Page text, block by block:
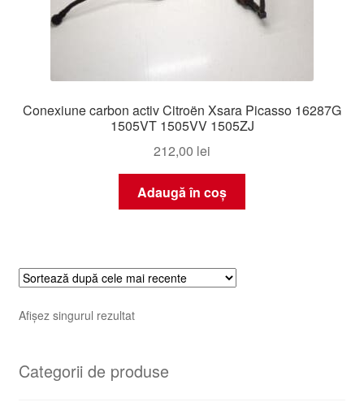
Politică de confidențialitate
Termeni si conditii
Conexiune carbon activ Citroën Xsara Picasso 16287G
1505VT 1505VV 1505ZJ
212,00 lei
Adaugă în coș
Afișez singurul rezultat
Categorii de produse